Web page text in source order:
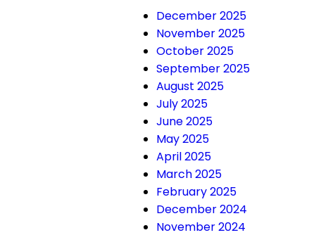
December 2025
November 2025
October 2025
September 2025
August 2025
July 2025
June 2025
May 2025
April 2025
March 2025
February 2025
December 2024
November 2024